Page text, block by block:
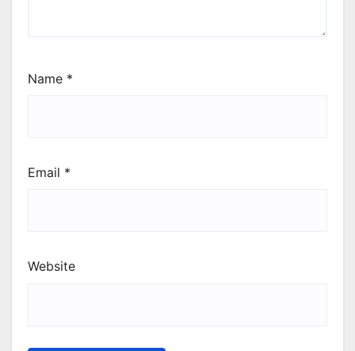
Name *
Email *
Website